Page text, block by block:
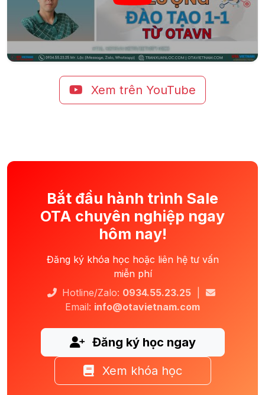
Xem trên YouTube
Bắt đầu hành trình Sale
OTA chuyên nghiệp ngay
hôm nay!
Đăng ký khóa học hoặc liên hệ tư vấn
miễn phí
Hotline/Zalo: 0934.55.23.25
Email: info@otavietnam.com
Đăng ký học ngay
Xem khóa học